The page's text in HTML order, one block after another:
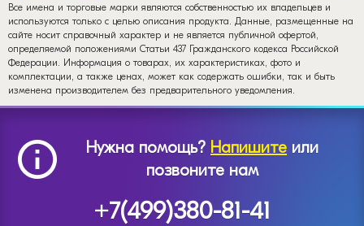
Все имена и торговые марки являются собственностью их владельцев и
используются только с целью описания продукта. Данные, размещенные на
сайте носит справочный характер и не является публичной офертой,
определяемой положениями Статьи 437 Гражданского кодекса Российской
Федерации. Информация о товарах, их характеристиках, фото и
комплектации, а также ценах, может как содержать ошибки, так и быть
изменена производителем без предварительного уведомления.
Нужна помощь? Напишите или
позвоните нам
+7(499)380-81-41